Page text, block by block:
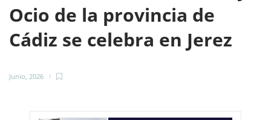
Ocio de la provincia de
Cádiz se celebra en Jerez
Junio, 2026